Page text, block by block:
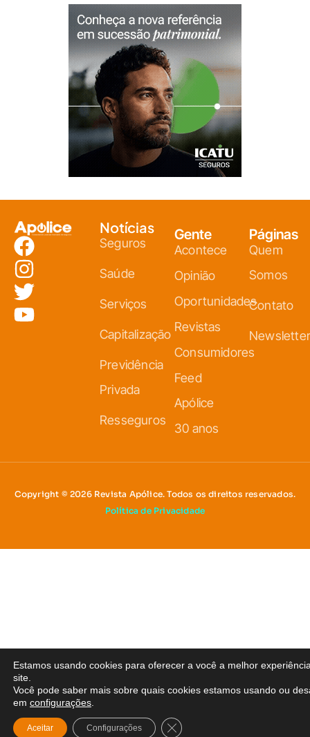
Notícias
Seguros
Saúde
Serviços
Capitalização
Previdência
Privada
Resseguros
Gente
Acontece
Opinião
Oportunidades
Revistas
Consumidores
Feed
Apólice
30 anos
Páginas
Quem
Somos
Contato
Newsletter
Copyright © 2026 Revista Apólice. Todos os direitos reservados.
Política de Privacidade
Estamos usando cookies para oferecer a você a melhor
site.
Você pode saber mais sobre quais cookies estamos usando ou
em configurações
Aceitar Configurações Close GDPR Cookie Banner